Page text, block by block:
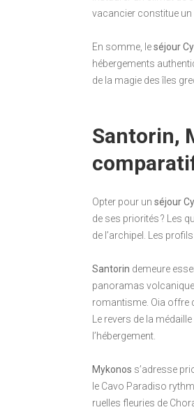
vacancier constitue un
En somme, leséjour
hébergements
de la magie des îles
Santorin,
Opter pour un séjour
de ses priorités ? Les
de l’archipel. Les
Santorin demeure
panoramas
romantisme. Oia offre
Le revers de la
l’hébergement.
Mykonos s’adresse
le Cavo Paradiso
ruelles fleuries de